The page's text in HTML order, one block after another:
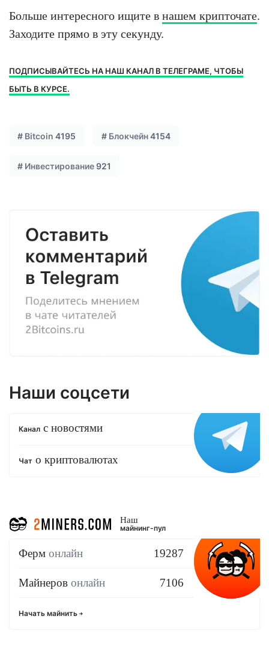
Больше интересного ищите в нашем крипточате.
Заходите прямо в эту секунду.
ПОДПИСЫВАЙТЕСЬ НА НАШ КАНАЛ В ТЕЛЕГРАМЕ, ЧТОБЫ
БЫТЬ В КУРСЕ.
# Bitcoin 4195 # Блокчейн4154
# Инвестирование921
Наши соцсети
Канал с новостями
Чат о криптовалютах
Наш
майнинг-пул
Ферм онлайн 19287
Майнеров онлайн 7106
Начать майнить